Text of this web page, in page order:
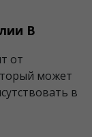
В
от
может
в